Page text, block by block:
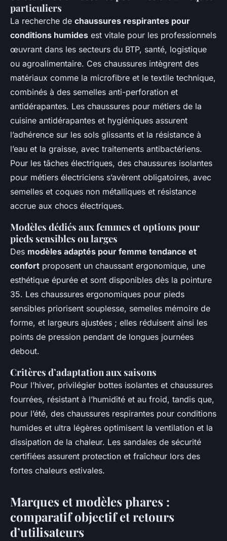
particuliers
La recherche de chaussures respirantes pour
conditions humides est vitale pour les professionnels
œuvrant dans les secteurs du BTP, santé, logistique
ou agroalimentaire. Ces chaussures intègrent des
matériaux comme la microfibre et le textile technique,
combinés à des semelles anti-perforation et
antidérapantes. Les chaussures pour métiers de la
cuisine antidérapantes et hygiéniques assurent
l’adhérence sur les sols glissants et la résistance à
l’eau et la graisse, avec traitements antibactériens.
Pour les tâches électriques, des chaussures isolantes
pour métiers électriciens s’avèrent obligatoires, avec
semelles et coques non métalliques et résistance
accrue aux chocs électriques.
Modèles dédiés aux femmes et options pour
pieds sensibles ou larges
Des modèles adaptés pour femme tendance et
confort proposent un chaussant ergonomique, une
esthétique épurée et sont disponibles dès la pointure
35. Les chaussures ergonomiques pour pieds
sensibles priorisent souplesse, semelles mémoire de
forme, et largeurs ajustées ; elles réduisent ainsi les
points de pression pendant de longues journées
debout.
Critères d’adaptation aux saisons
Pour l’hiver, privilégier bottes isolantes et chaussures
fourrées, résistant à l’humidité et au froid, tandis que,
pour l’été, des chaussures respirantes pour conditions
humides et ultra légères optimisent la ventilation et la
dissipation de la chaleur. Les sandales de sécurité
certifiées assurent protection et fraîcheur lors des
fortes chaleurs estivales.
Marques et modèles phares :
comparatif objectif et retours
d’utilisateurs